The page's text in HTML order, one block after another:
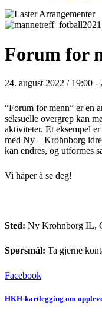
Forum for
24. august 2022 / 19:00 -
“Forum for menn” er en
seksuelle overgrep kan
aktiviteter. Et eksempel
med Ny – Krohnborg
kan endres, og utformes
Vi håper å se deg!
Sted: Ny Krohnborg IL,
Spørsmål: Ta gjerne
Facebook
HKH-kartlegging om